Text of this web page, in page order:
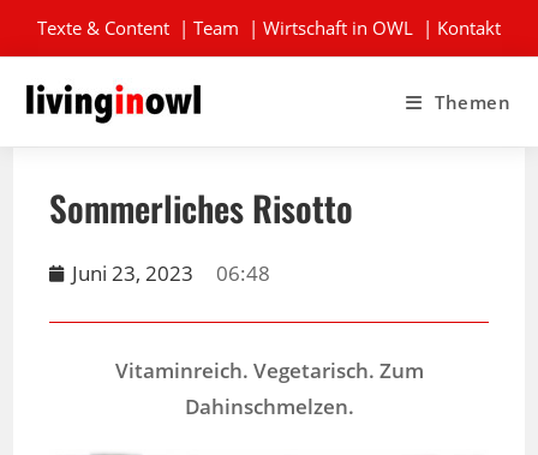
Texte & Content | Team | Wirtschaft in OWL | Kontakt
Themen
Sommerliches Risotto
Juni 23, 2023 06:48
Vitaminreich. Vegetarisch. Zum
Dahinschmelzen.